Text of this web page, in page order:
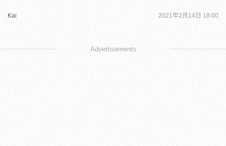
Kai 2021年2月14日 18:00
Advertisements